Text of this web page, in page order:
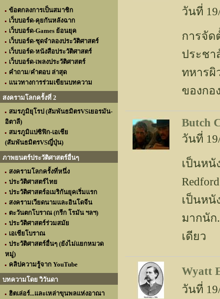
ข้อตกลงการเป็นสมาชิก
เว็บบอร์ด-คุยกันหลังฉาก
เว็บบอร์ด-Games ย้อนยุค
เว็บบอร์ด-ชุดจำลองประวัติศาสตร์
เว็บบอร์ด-หนังสือประวัติศาสตร์
เว็บบอร์ด-เพลงประวัติศาสตร์
คำถาม/คำตอบ ล่าสุด
แนวทางการร่วมเขียนบทความ
สงครามโลกครั้งที่ 2
สมรภูมิยุโรป (สัมพันธมิตรVSเยอรมัน-
อิตาลี)
สมรภูมิแปซิฟิก-เอเชีย
(สัมพันธมิตรVSญี่ปุ่น)
ภาพยนตร์ประวัติศาสตร์อื่นๆ
สงครามโลกครั้งที่หนึ่ง
ประวัติศาสตร์ไทย
ประวัติศาสตร์อเมริกันยุคเริ่มแรก
สงครามเวียดนามและอินโดจีน
ตะวันตกโบราณ (กรีก โรมัน ฯลฯ)
ประวัติศาสตร์ร่วมสมัย
เอเชียโบราณ
ประวัติศาสตร์อื่นๆ (ยังไม่แยกหมวด
หมู่)
คลิปความรู้จาก YouTube
บทความโดย วิวันดา
ฮิตเล่อร์...และเหล่าขุนพลแห่งอาณา
วันที่
การจัด
ประชา
ทหารผิ
ของกอ
Butch
วันที่
เป็นหนั
เป็นหนั
มากนัก
เดียว
Wyatt
วันที่